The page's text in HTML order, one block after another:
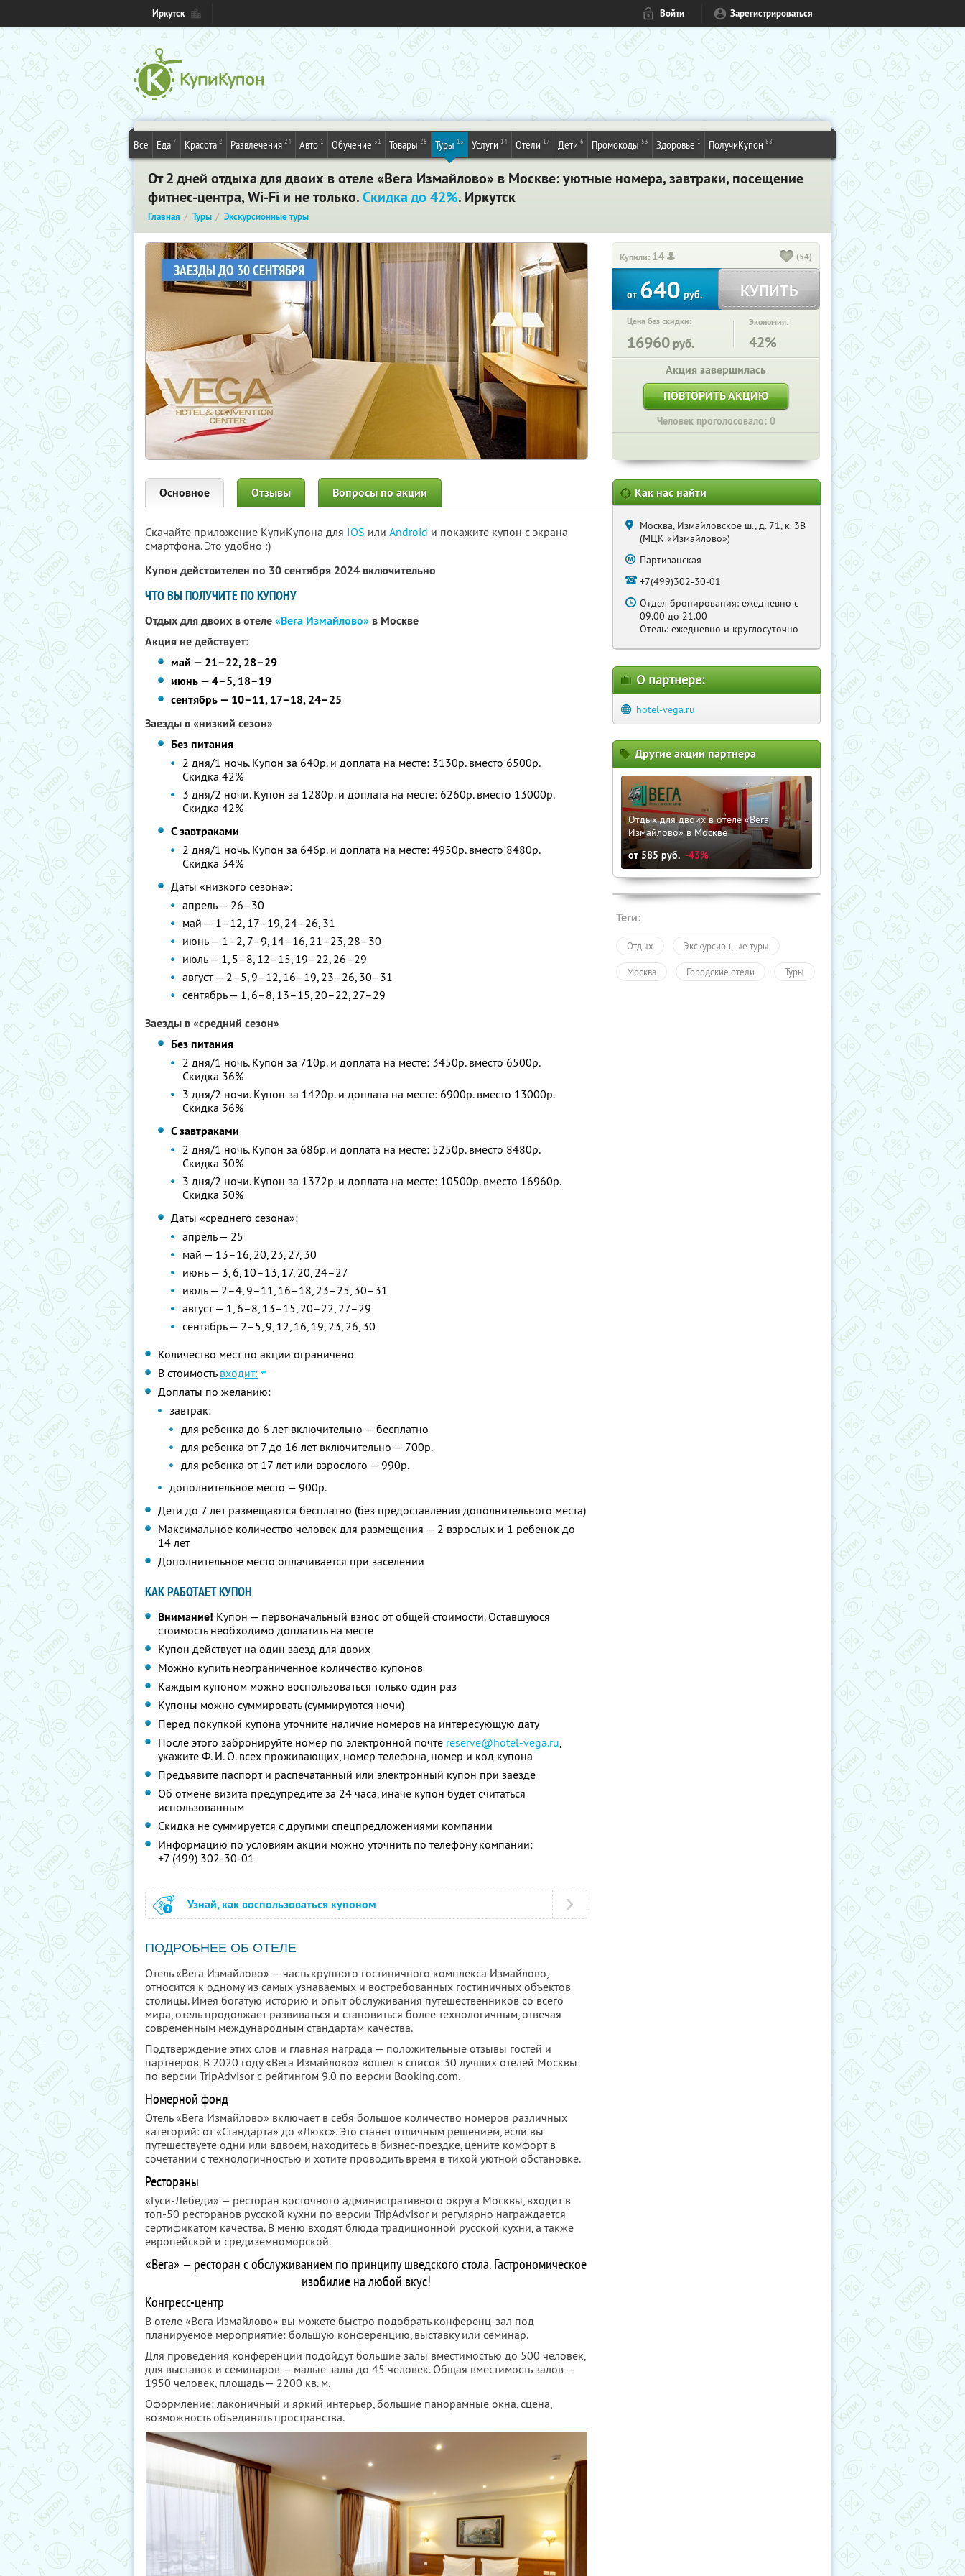
Иркутск Войти Зарегистрироваться
Все Еда 7 Красота 2 Развлечения 24 Авто 1 Обучение 31 Товары 26 Туры 13 Услуги 14 Отели 17 Дети 6 Промокоды 53 Здоровье 1 ПолучиКупон 88
От 2 дней отдыха для двоих в отеле «Вега Измайлово» в Москве: уютные номера, завтраки, посещение
фитнес-центра, Wi-Fi и не только.Скидка до 42%. Иркутск
Главная Туры Экскурсионные туры
Купили: 14 (54)
от640руб. КУПИТЬ
Цена без скидки:
16960 руб.
Экономия:
42%
Акция завершилась
ПОВТОРИТЬ АКЦИЮ
Человек проголосовало: 0
Основное Отзывы Вопросы по акции
Скачайте приложение КупиКупона для IOS или Android и покажите купон с экрана
смартфона. Это удобно :)
Купон действителен по 30 сентября 2024 включительно
ЧТО ВЫ ПОЛУЧИТЕ ПО КУПОНУ
Отдых для двоих в отеле«Вега Измайлово» в Москве
Акция не действует:
май — 21–22, 28–29
июнь — 4–5, 18–19
сентябрь — 10–11, 17–18, 24–25
Заезды в «низкий сезон»
Без питания
2 дня/1 ночь. Купон за 640р. и доплата на месте: 3130р. вместо 6500р.
Скидка 42%
3 дня/2 ночи. Купон за 1280р. и доплата на месте: 6260р. вместо 13000р.
Скидка 42%
С завтраками
2 дня/1 ночь. Купон за 646р. и доплата на месте: 4950р. вместо 8480р.
Скидка 34%
Даты «низкого сезона»:
апрель — 26–30
май — 1–12, 17–19, 24–26, 31
июнь — 1–2, 7–9, 14–16, 21–23, 28–30
июль — 1, 5–8, 12–15, 19–22, 26–29
август — 2–5, 9–12, 16–19, 23–26, 30–31
сентябрь — 1, 6–8, 13–15, 20–22, 27–29
Заезды в «средний сезон»
Без питания
2 дня/1 ночь. Купон за 710р. и доплата на месте: 3450р. вместо 6500р.
Скидка 36%
3 дня/2 ночи. Купон за 1420р. и доплата на месте: 6900р. вместо 13000р.
Скидка 36%
С завтраками
2 дня/1 ночь. Купон за 686р. и доплата на месте: 5250р. вместо 8480р.
Скидка 30%
3 дня/2 ночи. Купон за 1372р. и доплата на месте: 10500р. вместо 16960р.
Скидка 30%
Даты «среднего сезона»:
апрель — 25
май — 13–16, 20, 23, 27, 30
июнь — 3, 6, 10–13, 17, 20, 24–27
июль — 2–4, 9–11, 16–18, 23–25, 30–31
август — 1, 6–8, 13–15, 20–22, 27–29
сентябрь — 2–5, 9, 12, 16, 19, 23, 26, 30
Количество мест по акции ограничено
В стоимость входит:
Доплаты по желанию:
завтрак:
для ребенка до 6 лет включительно — бесплатно
для ребенка от 7 до 16 лет включительно — 700р.
для ребенка от 17 лет или взрослого — 990р.
дополнительное место — 900р.
Дети до 7 лет размещаются бесплатно (без предоставления дополнительного места)
Максимальное количество человек для размещения — 2 взрослых и 1 ребенок до
14 лет
Дополнительное место оплачивается при заселении
КАК РАБОТАЕТ КУПОН
Внимание! Купон — первоначальный взнос от общей стоимости. Оставшуюся
стоимость необходимо доплатить на месте
Купон действует на один заезд для двоих
Можно купить неограниченное количество купонов
Каждым купоном можно воспользоваться только один раз
Купоны можно суммировать (суммируются ночи)
Перед покупкой купона уточните наличие номеров на интересующую дату
После этого забронируйте номер по электронной почте reserve@hotel-vega.ru,
укажите Ф. И. О. всех проживающих, номер телефона, номер и код купона
Предъявите паспорт и распечатанный или электронный купон при заезде
Об отмене визита предупредите за 24 часа, иначе купон будет считаться
использованным
Скидка не суммируется с другими спецпредложениями компании
Информацию по условиям акции можно уточнить по телефону компании:
+7 (499) 302-30-01
Узнай, как воспользоваться купоном
ПОДРОБНЕЕ ОБ ОТЕЛЕ
Отель «Вега Измайлово» — часть крупного гостиничного комплекса Измайлово,
относится к одному из самых узнаваемых и востребованных гостиничных объектов
столицы. Имея богатую историю и опыт обслуживания путешественников со всего
мира, отель продолжает развиваться и становиться более технологичным, отвечая
современным международным стандартам качества.
Подтверждение этих слов и главная награда — положительные отзывы гостей и
партнеров. В 2020 году «Вега Измайлово» вошел в список 30 лучших отелей Москвы
по версии TripAdvisor с рейтингом 9.0 по версии Booking.com.
Номерной фонд
Отель «Вега Измайлово» включает в себя большое количество номеров различных
категорий: от «Стандарта» до «Люкс». Это станет отличным решением, если вы
путешествуете одни или вдвоем, находитесь в бизнес-поездке, цените комфорт в
сочетании с технологичностью и хотите проводить время в тихой уютной обстановке.
Рестораны
«Гуси-Лебеди» — ресторан восточного административного округа Москвы, входит в
топ-50 ресторанов русской кухни по версии TripAdvisor и регулярно награждается
сертификатом качества. В меню входят блюда традиционной русской кухни, а также
европейской и средиземноморской.
«Вега» — ресторан с обслуживанием по принципу шведского стола. Гастрономическое
изобилие на любой вкус!
Конгресс-центр
В отеле «Вега Измайлово» вы можете быстро подобрать конференц-зал под
планируемое мероприятие: большую конференцию, выставку или семинар.
Для проведения конференции подойдут большие залы вместимостью до 500 человек,
для выставок и семинаров — малые залы до 45 человек. Общая вместимость залов —
1950 человек, площадь — 2200 кв. м.
Оформление: лаконичный и яркий интерьер, большие панорамные окна, сцена,
возможность объединять пространства.
Как нас найти
Москва, Измайловское ш., д. 71, к. 3В
(МЦК «Измайлово»)
Партизанская
+7(499)302-30-01
Отдел бронирования: ежедневно с
09.00 до 21.00
Отель: ежедневно и круглосуточно
О партнере:
hotel-vega.ru
Другие акции партнера
Отдых для двоих в отеле «Вега
Измайлово» в Москве
от585 руб. -43%
Теги:
Отдых Экскурсионные туры
Москва Городские отели Туры